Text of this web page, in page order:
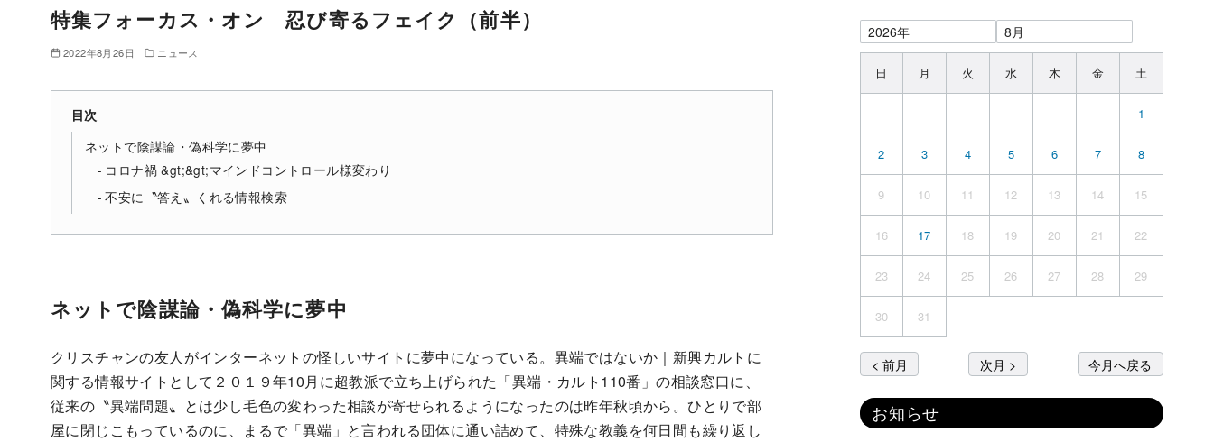
特集フォーカス・オン 忍び寄るフェイク（前半）
2022年8月26日 ニュース
目次
ネットで陰謀論・偽科学に夢中
コロナ禍 &gt;&gt;マインドコントロール様変わり
不安に〝答え〟くれる情報検索
ネットで陰謀論・偽科学に夢中
クリスチャンの友人がインターネットの怪しいサイトに夢中になっている。異端ではないか｜新興カルトに
関する情報サイトとして２０１９年10月に超教派で立ち上げられた「異端・カルト110番」の相談窓口に、
従来の〝異端問題〟とは少し毛色の変わった相談が寄せられるようになったのは昨年秋頃から。ひとりで部
屋に閉じこもっているのに、まるで「異端」と言われる団体に通い詰めて、特殊な教義を何日間も繰り返し
日 月 火 水 木 金 土
1
2 3 4 5 6 7 8
9 10 11 12 13 14 15
16 17 18 19 20 21 22
23 24 25 26 27 28 29
30 31
< 前月 次月 > 今月へ戻る
お知らせ